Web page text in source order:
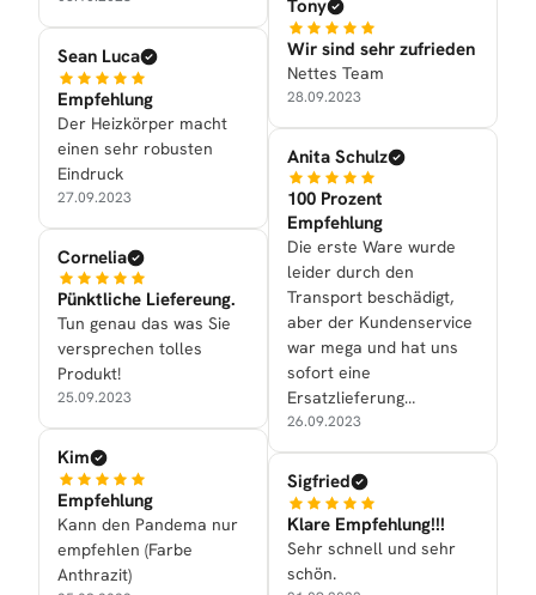
Sean Luca
Empfehlung
Der Heizkörper macht
einen sehr robusten
Eindruck
27.09.2023
Cornelia
Pünktliche Liefereung.
Tun genau das was Sie
versprechen tolles
Produkt!
25.09.2023
Kim
Empfehlung
Kann den Pandema nur
empfehlen (Farbe
Anthrazit)
Tony
Wir sind sehr zufrieden
Nettes Team
28.09.2023
Anita Schulz
100 Prozent
Empfehlung
Die erste Ware wurde
leider durch den
Transport beschädigt,
aber der Kundenservice
war mega und hat uns
sofort eine
Ersatzlieferung
zukommen lassen.
26.09.2023
Sigfried
Klare Empfehlung!!!
Sehr schnell und sehr
schön.